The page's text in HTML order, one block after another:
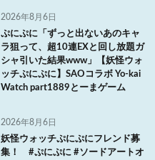
2026年8月6日
ぷにぷに「ずっと出ないあのキャ
ラ狙って、超10連EXと回し放題ガ
シャ引いた結果www」【妖怪ウォ
ッチぷにぷに】SAOコラボ Yo-kai
Watch part1889とーまゲーム
2026年8月6日
妖怪ウォッチぷにぷにフレンド募
集！ #ぷにぷに #ソードアートオ